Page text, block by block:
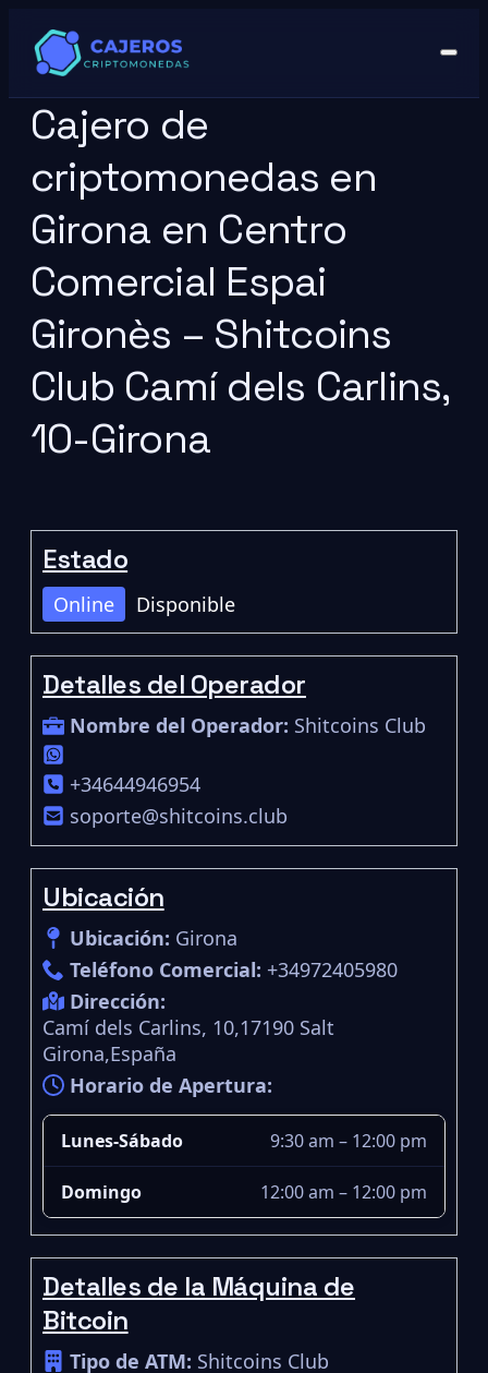
Cajero de
criptomonedas en
Girona en Centro
Comercial Espai
Gironès – Shitcoins
Club Camí dels Carlins,
10-Girona
Estado
Online Disponible
Detalles del Operador
Nombre del Operador: Shitcoins Club
+34644946954
soporte@shitcoins.club
Ubicación
Ubicación: Girona
Teléfono Comercial: +34972405980
Dirección:
Camí dels Carlins, 10,17190 Salt
Girona,España
Horario de Apertura:
Lunes-Sábado 9:30 am – 12:00 pm
Domingo 12:00 am – 12:00 pm
Detalles de la Máquina de
Bitcoin
Tipo de ATM: Shitcoins Club